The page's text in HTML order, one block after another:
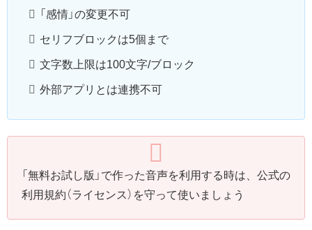
「感情」の変更不可
セリフブロックは5個まで
文字数上限は100文字/ブロック
外部アプリとは連携不可
「無料お試し版」で作った音声を利用する時は、公式の
利用規約（ライセンス）を守って使いましょう